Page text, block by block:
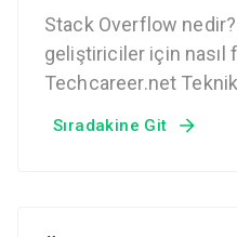
Stack Overflow
geliştiriciler için nasıl
Techcareer.net
Sıradakine Git